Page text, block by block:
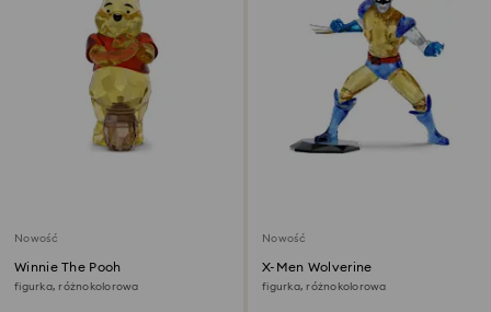
Nowość
Winnie The Pooh
figurka, różnokolorowa
Nowość
X-Men Wolverine
figurka, różnokolorowa